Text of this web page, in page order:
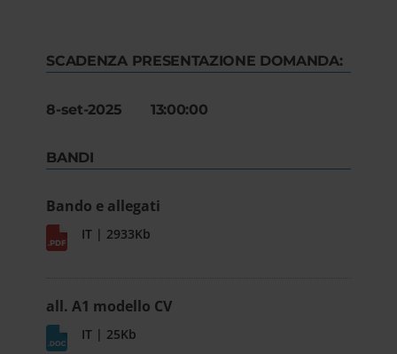
SCADENZA PRESENTAZIONE DOMANDA:
8-set-2025 13:00:00
BANDI
Bando e allegati
IT | 2933Kb
all. A1 modello CV
IT | 25Kb